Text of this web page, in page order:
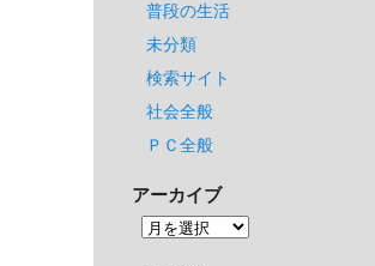
普段の生活
未分類
検索サイト
社会全般
ＰＣ全般
アーカイブ